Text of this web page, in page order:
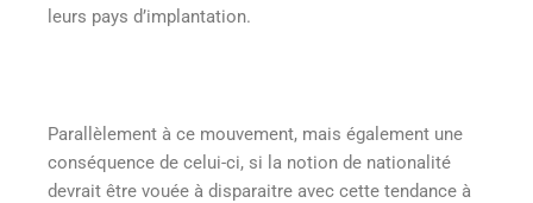
leurs pays d’implantation.
Parallèlement à ce mouvement, mais également une
conséquence de celui-ci, si la notion de nationalité
devrait être vouée à disparaitre avec cette tendance à